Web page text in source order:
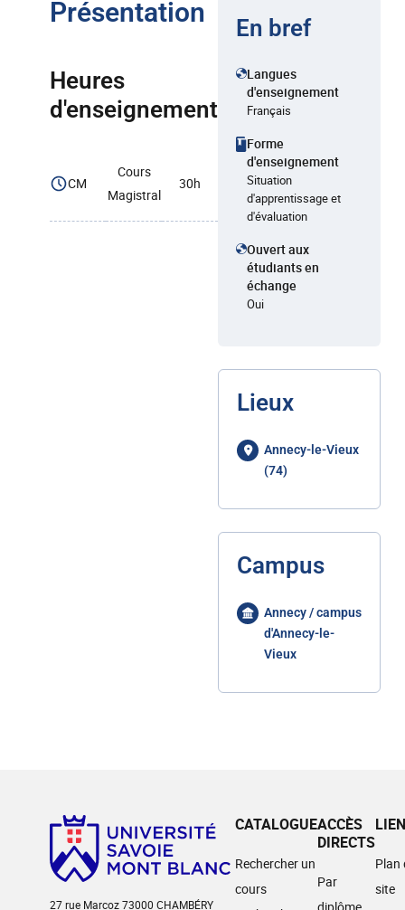
Présentation
Heures
d'enseignement
CM
Cours
Magistral
30h
En bref
Langues
d'enseignement
Français
Forme
d'enseignement
Situation
d'apprentissage et
d'évaluation
Ouvert aux
étudiants en
échange
Oui
Lieux
Annecy-le-Vieux
(74)
Campus
Annecy / campus
d'Annecy-le-
Vieux
27 rue Marcoz 73000 CHAMBÉRY
CATALOGUE
Rechercher un
cours
ACCÈS
DIRECTS
Par
Plan
site